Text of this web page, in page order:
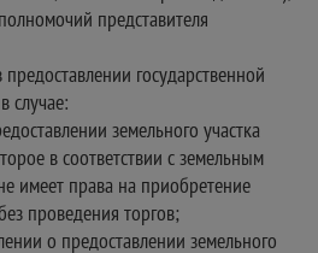
представителя
государственной
случае:
земельного участка
в соответствии с земельным
имеет права на приобретение
проведения торгов;
о предоставлении земельного